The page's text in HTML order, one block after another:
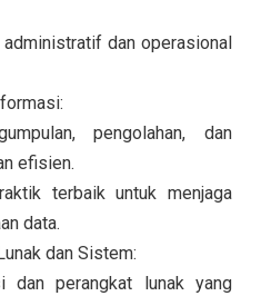
dan operasional
pengolahan, dan
efisien.
terbaik untuk menjaga
data.
dan Sistem:
dan perangkat lunak yang